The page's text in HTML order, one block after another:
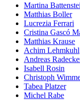
Martina
Matthias Boller
Lucrezia Ferrari
Cristina Gascó
Matthias Krause
Achim Lehmkuhl
Andreas
Isabell Rosin
Christoph
Tabea Platzer
Michel Rabe